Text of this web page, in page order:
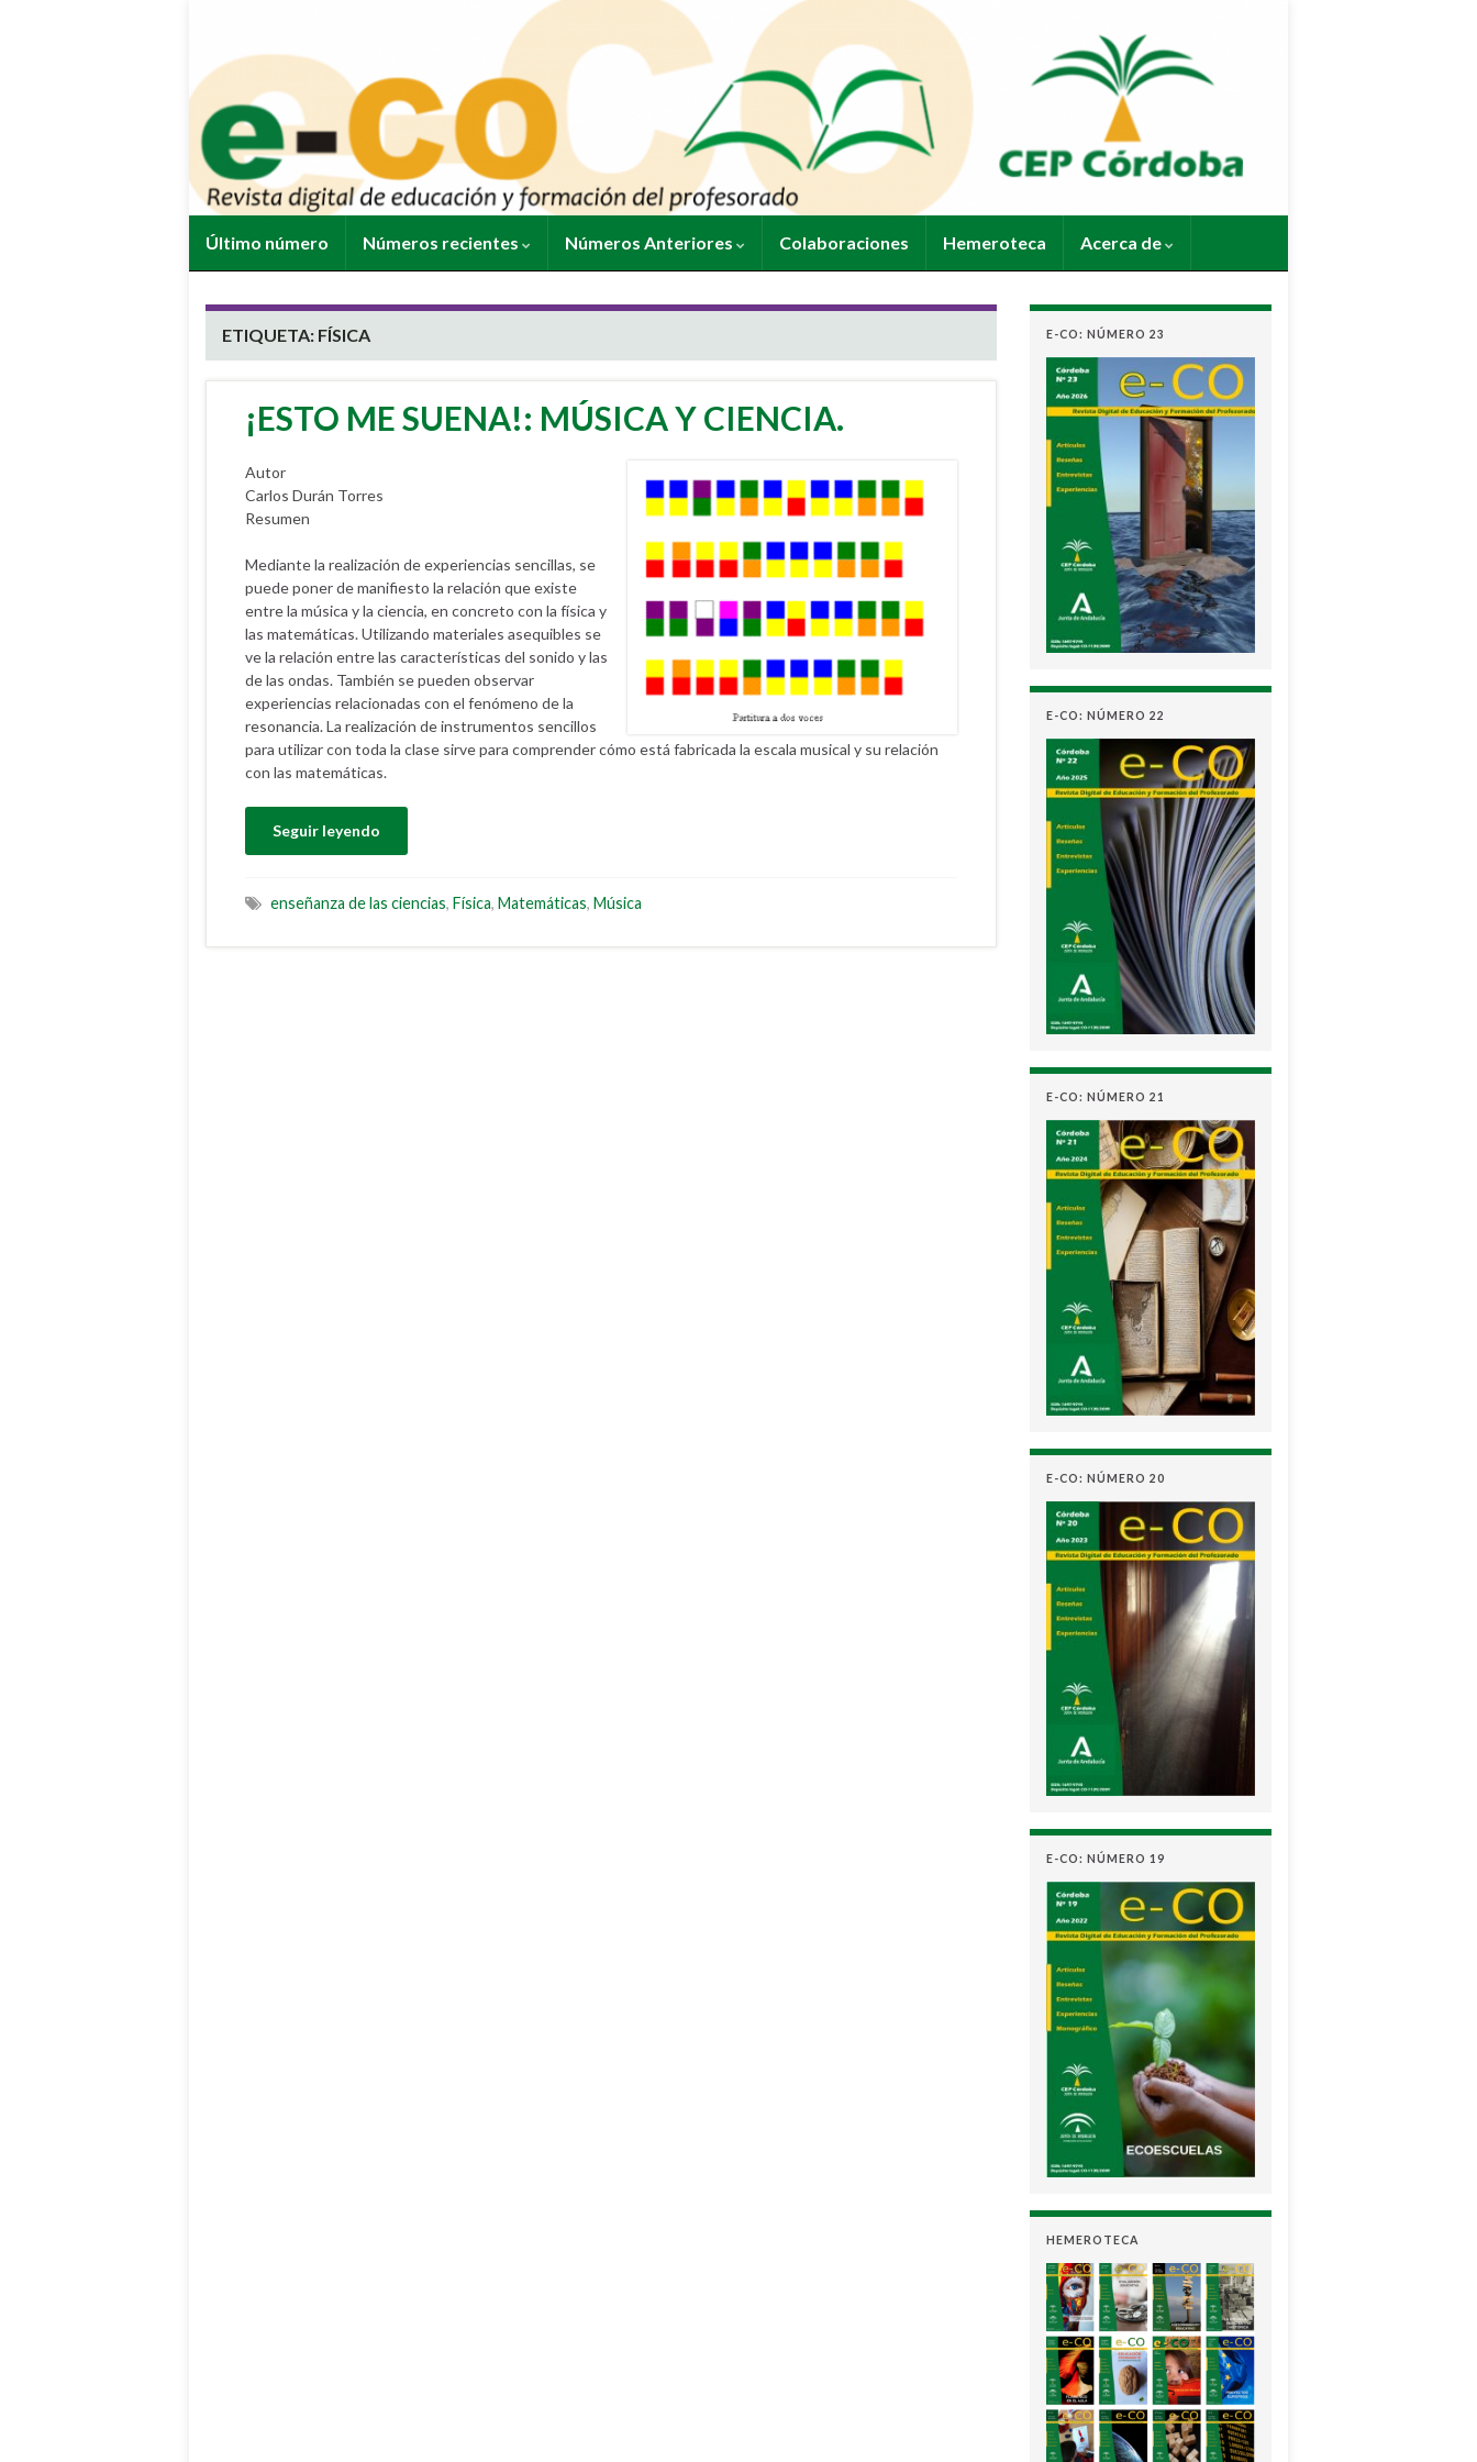
Último número Números recientes Números Anteriores Colaboraciones Hemeroteca Acerca de
ETIQUETA: FÍSICA
¡ESTO ME SUENA!: MÚSICA Y CIENCIA.
Autor
Carlos Durán Torres
Resumen
Mediante la realización de experiencias sencillas, se
puede poner de manifiesto la relación que existe
entre la música y la ciencia, en concreto con la física y
las matemáticas. Utilizando materiales asequibles se
ve la relación entre las características del sonido y las
de las ondas. También se pueden observar
experiencias relacionadas con el fenómeno de la
resonancia. La realización de instrumentos sencillos
para utilizar con toda la clase sirve para comprender cómo está fabricada la escala musical y su relación
con las matemáticas.
Seguir leyendo
enseñanza de las ciencias, Física, Matemáticas, Música
E-CO: NÚMERO 23
E-CO: NÚMERO 22
E-CO: NÚMERO 21
E-CO: NÚMERO 20
E-CO: NÚMERO 19
HEMEROTECA